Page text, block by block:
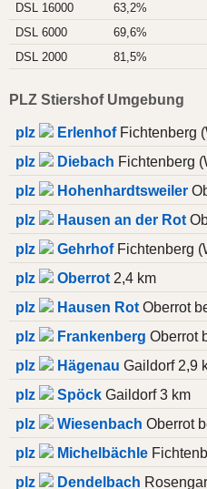
DSL 16000
63,2%
DSL 6000
69,6%
DSL 2000
81,5%
PLZ Stiershof Umgebung
plz ErlenhofFichtenberg
plz
Diebach Fichtenberg
plz
Hohenhardtsweiler
plz
Hausen an der Rot
plz
GehrhofFichtenberg
plz
Oberrot 2,4 km
plz
Hausen Rot Oberrot
plz
Frankenberg Oberrot
plz
Hägenau Gaildorf 2,9
plz
Spöck Gaildorf 3 km
plz
Wiesenbach Oberrot
plz
Michelbächle
plz
Dendelbach